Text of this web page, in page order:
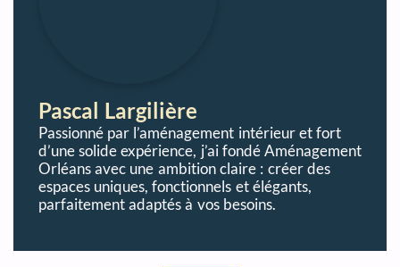
Pascal Largilière
Passionné par l’aménagement intérieur et fort
d’une solide expérience, j’ai fondé Aménagement
Orléans avec une ambition claire : créer des
espaces uniques, fonctionnels et élégants,
parfaitement adaptés à vos besoins.